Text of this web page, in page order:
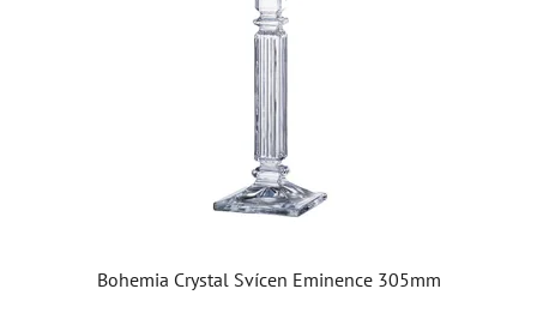
Bohemia Crystal Svícen Eminence 305mm